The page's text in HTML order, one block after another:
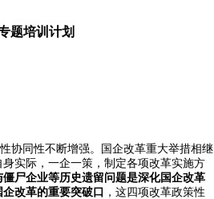
题培训计划
协同性不断增强。国企改革重大举措相继
实际，一企一策，制定各项改革实施方
尸企业等历史遗留问题是深化国企改革
改革的重要突破口 ，这四项改革政策性